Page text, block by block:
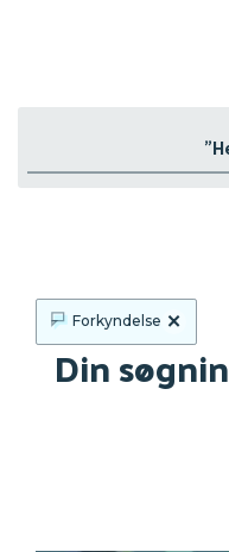
Forkyndelse ×
Din